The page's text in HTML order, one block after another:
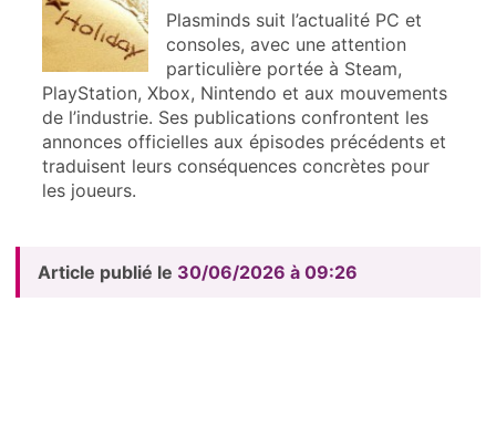
Plasminds suit l’actualité PC et
consoles, avec une attention
particulière portée à Steam,
PlayStation, Xbox, Nintendo et aux mouvements
de l’industrie. Ses publications confrontent les
annonces officielles aux épisodes précédents et
traduisent leurs conséquences concrètes pour
les joueurs.
Article publié le 30/06/2026 à 09:26